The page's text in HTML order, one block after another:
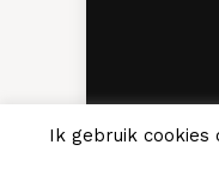
Ik gebruik cookies